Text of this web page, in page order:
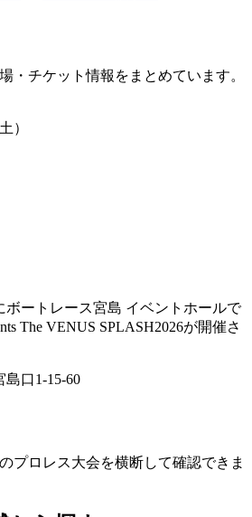
・チケット情報をまとめています。
）
ボートレース宮島 イベントホールで
The VENUS SPLASH2026が開催さ
島口1-15-60
プロレス大会を横断して確認できま